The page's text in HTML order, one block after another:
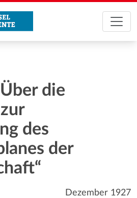
die
des
der
Dezember 1927